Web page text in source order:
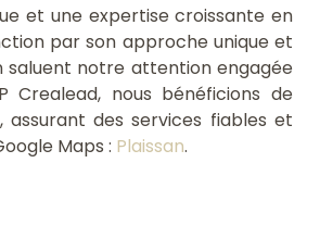
et une expertise croissante en
par son approche unique et
saluent notre attention engagée
nous bénéficions de
assurant des services fiables et
Maps : Plaissan.